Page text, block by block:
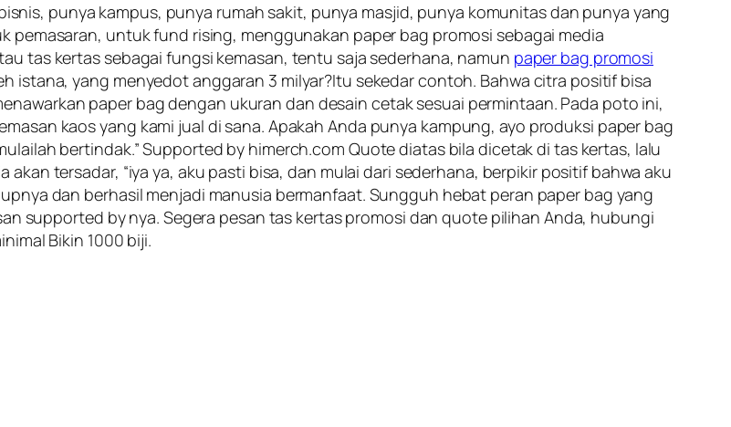
punya kampus, punya rumah sakit, punya masjid, punya komunitas dan punya yang
pemasaran, untuk fund rising, menggunakan paper bag promosi sebagai media
tas kertas sebagai fungsi kemasan, tentu saja sederhana, namun paper bag promosi
istana, yang menyedot anggaran 3 milyar?Itu sekedar contoh. Bahwa citra positif bisa
paper bag dengan ukuran dan desain cetak sesuai permintaan. Pada poto ini,
kaos yang kami jual di sana. Apakah Anda punya kampung, ayo produksi paper bag
bertindak.” Supported by himerch.com Quote diatas bila dicetak di tas kertas, lalu
tersadar, “iya ya, aku pasti bisa, dan mulai dari sederhana, berpikir positif bahwa aku
dan berhasil menjadi manusia bermanfaat. Sungguh hebat peran paper bag yang
supported by nya. Segera pesan tas kertas promosi dan quote pilihan Anda, hubungi
Bikin 1000 biji.